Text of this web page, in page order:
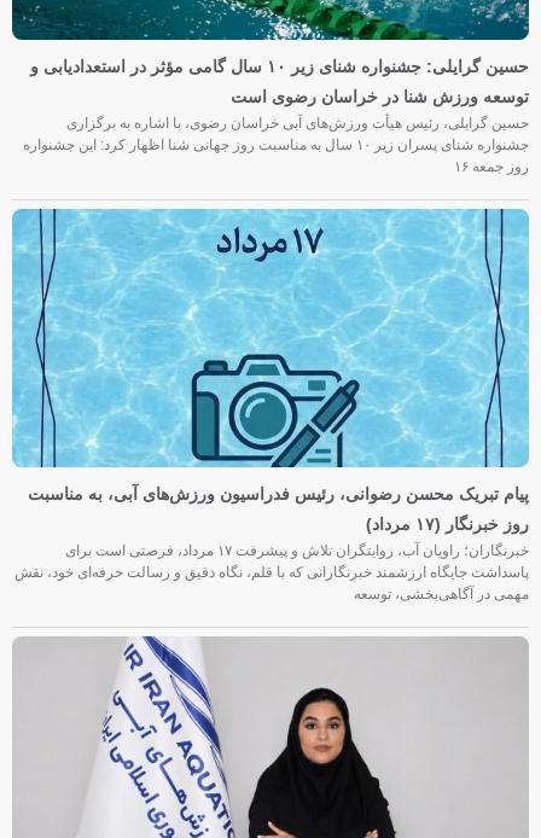
حسین گرایلی: جشنواره شنای زیر ۱۰ سال گامی مؤثر در استعدادیابی و
توسعه ورزش شنا در خراسان رضوی است
حسین گرایلی، رئیس هیأت ورزش‌های آبی خراسان رضوی، با اشاره به برگزاری
جشنواره شنای پسران زیر ۱۰ سال به مناسبت روز جهانی شنا اظهار کرد: این جشنواره
روز جمعه‌ ۱۶
پیام تبریک محسن رضوانی، رئیس فدراسیون ورزش‌های آبی، به مناسبت
روز خبرنگار (۱۷ مرداد)
خبرنگاران؛ راویان آب، روایتگران تلاش و پیشرفت ۱۷ مرداد، فرصتی است برای
پاسداشت جایگاه ارزشمند خبرنگارانی که با قلم، نگاه دقیق و رسالت حرفه‌ای خود، نقش
مهمی در آگاهی‌بخشی، توسعه